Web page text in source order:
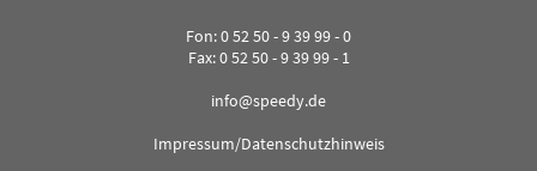
Fon: 0 52 50 - 9 39 99 - 0
Fax: 0 52 50 - 9 39 99 - 1
info@speedy.de
Impressum/Datenschutzhinweis